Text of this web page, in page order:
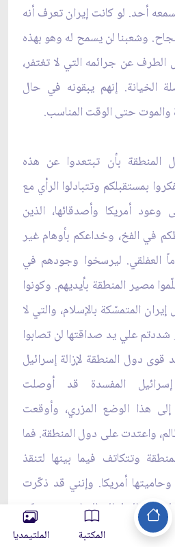
أحد. لو كانت إيران تعرف أنه
وشعبنا لن يسمح له وهو بهذه
الطرف عن جرائمه التي لا تغتفر،
الخيانة. إنهم يبقونه في حال
حتى الوقت المناسب.
المنطقة بأن تبتعدوا عن هذه
بمستقبلكم وتتبادلوا الرأي مع
وعود أمريكا وأصدقائها، الذين
في الفخ، وخداعكم بأوهام غير
العفلقي. ليرسخوا وجودهم في
مصير المنطقة بأيديهم. وكونوا
المتمسّكة بالإسلام، والتي لا
شددتم علي يد صداقتها لن تصابوا
دول المنطقة لإزالة إسرائيل
المفسدة قد أوصلت
إلى هذا الوضع المزري، وأوقعت
واعتدت على دول المنطقة. فما
وتتكاتف فيما بينها لتنقذ
أمريكا. وإنني قد ذكّرت
من النيل إلى الفرات، وتعتبركم
لا تجرؤُ أن تصرّح بذلك. كما أن
المكتبة الملتيمديا